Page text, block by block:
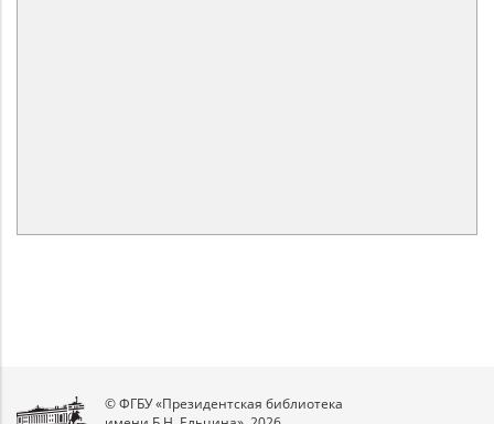
© ФГБУ «Президентская библиотека